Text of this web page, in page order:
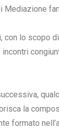
con lo scopo
la
formato